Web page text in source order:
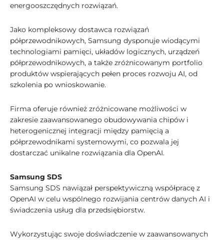
energooszczędnych rozwiązań.
Jako kompleksowy dostawca rozwiązań
półprzewodnikowych, Samsung dysponuje wiodącymi
technologiami pamięci, układów logicznych, urządzeń
półprzewodnikowych, a także zróżnicowanym portfolio
produktów wspierających pełen proces rozwoju AI, od
szkolenia po wnioskowanie.
Firma oferuje również zróżnicowane możliwości w
zakresie zaawansowanego obudowywania chipów i
heterogenicznej integracji między pamięcią a
półprzewodnikami systemowymi, co pozwala jej
dostarczać unikalne rozwiązania dla OpenAI.
Samsung SDS
Samsung SDS nawiązał perspektywiczną współpracę z
OpenAI w celu wspólnego rozwijania centrów danych AI i
świadczenia usług dla przedsiębiorstw.
Wykorzystując swoje doświadczenie w zaawansowanych